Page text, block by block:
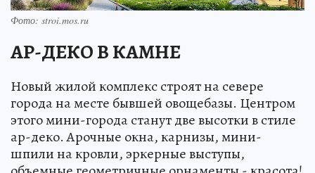
Фото: stroi.mos.ru
АР-ДЕКО В КАМНЕ
Новый жилой комплекс строят на севере
города на месте бывшей овощебазы. Центром
этого мини-города станут две высотки в стиле
ар-деко. Арочные окна, карнизы, мини-
шпили на кровли, эркерные выступы,